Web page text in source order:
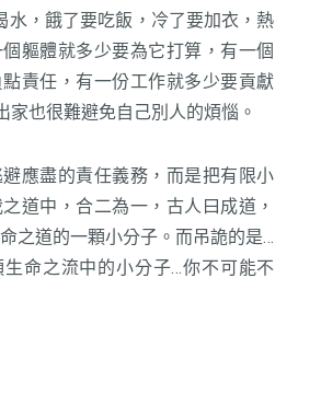
水，餓了要吃飯，冷了要加衣，熱
軀體就多少要為它打算，有一個
責任，有一份工作就多少要貢獻
家也很難避免自己別人的煩惱。
避應盡的責任義務，而是把有限小
道中，合二為一，古人曰成道，
之道的一顆小分子。而吊詭的是…
命之流中的小分子…你不可能不